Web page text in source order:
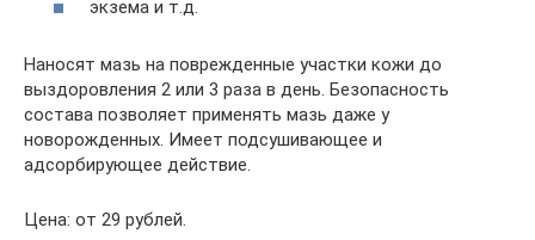
экзема и т.д.
Наносят мазь на поврежденные участки кожи до
выздоровления 2 или 3 раза в день. Безопасность
состава позволяет применять мазь даже у
новорожденных. Имеет подсушивающее и
адсорбирующее действие.
Цена: от 29 рублей.